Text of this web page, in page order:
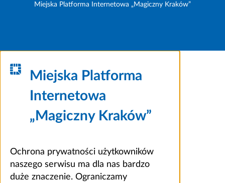
Miejska Platforma Internetowa „Magiczny Kraków”
Miejska Platforma
Internetowa
„Magiczny Kraków”
Ochrona prywatności użytkowników
naszego serwisu ma dla nas bardzo
duże znaczenie. Ograniczamy